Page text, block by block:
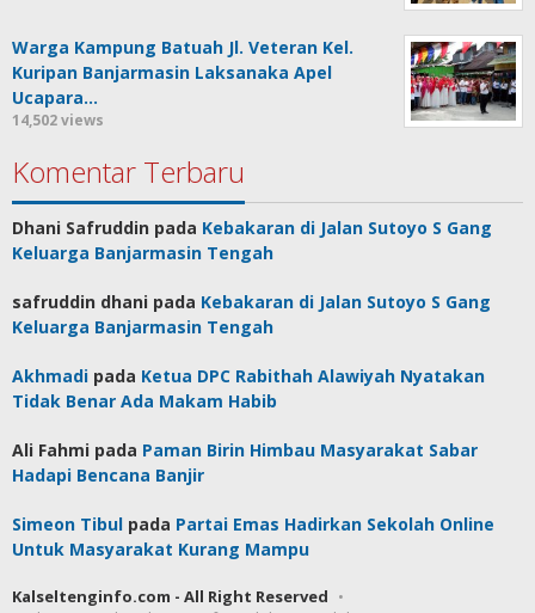
Warga Kampung Batuah Jl. Veteran Kel.
Kuripan Banjarmasin Laksanaka Apel
Ucapara…
14,502 views
Komentar Terbaru
Dhani Safruddin pada Kebakaran di Jalan Sutoyo S Gang
Keluarga Banjarmasin Tengah
safruddin dhani pada Kebakaran di Jalan Sutoyo S Gang
Keluarga Banjarmasin Tengah
Akhmadi pada Ketua DPC Rabithah Alawiyah Nyatakan
Tidak Benar Ada Makam Habib
Ali Fahmi pada Paman Birin Himbau Masyarakat Sabar
Hadapi Bencana Banjir
Simeon Tibul pada Partai Emas Hadirkan Sekolah Online
Untuk Masyarakat Kurang Mampu
Kalseltenginfo.com - All Right Reserved